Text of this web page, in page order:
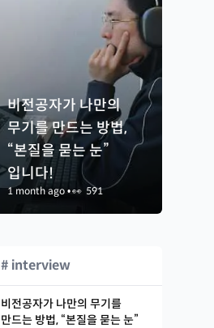
비전공자가 나만의
무기를 만드는 방법,
“본질을 묻는 눈”
입니다!
1 month ago•👀 591
# interview
비전공자가 나만의 무기를
만드는 방법, “본질을 묻는 눈”